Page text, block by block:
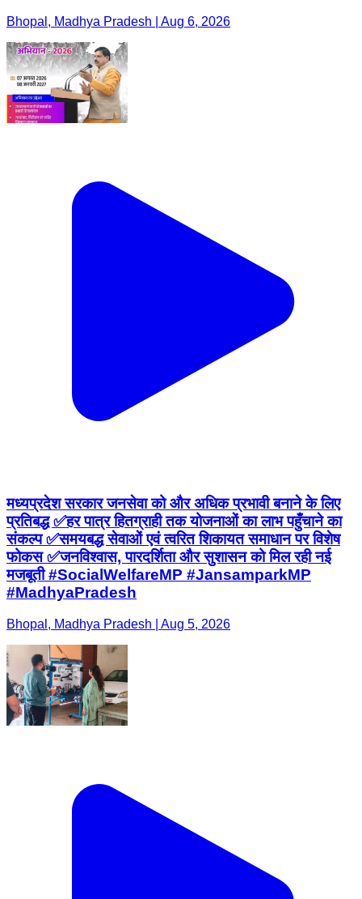
Bhopal, Madhya Pradesh | Aug 6, 2026
मध्यप्रदेश सरकार जनसेवा को और अधिक प्रभावी बनाने के लिए
प्रतिबद्ध ✅हर पात्र हितग्राही तक योजनाओं का लाभ पहुँचाने का
संकल्प ✅समयबद्ध सेवाओं एवं त्वरित शिकायत समाधान पर विशेष
फोकस ✅जनविश्वास, पारदर्शिता और सुशासन को मिल रही नई
मजबूती #SocialWelfareMP #JansamparkMP
#MadhyaPradesh
Bhopal, Madhya Pradesh | Aug 5, 2026